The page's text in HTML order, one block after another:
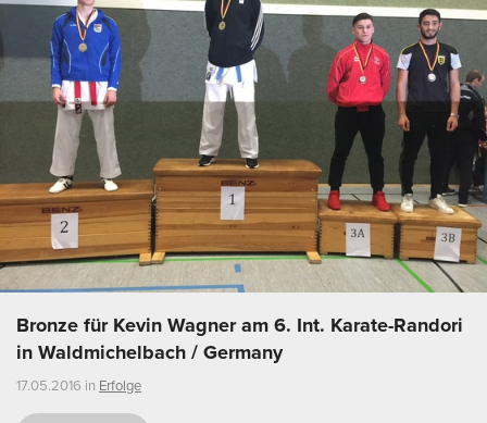
Bronze für Kevin Wagner am 6. Int. Karate-Randori
in Waldmichelbach / Germany
17.05.2016 in Erfolge